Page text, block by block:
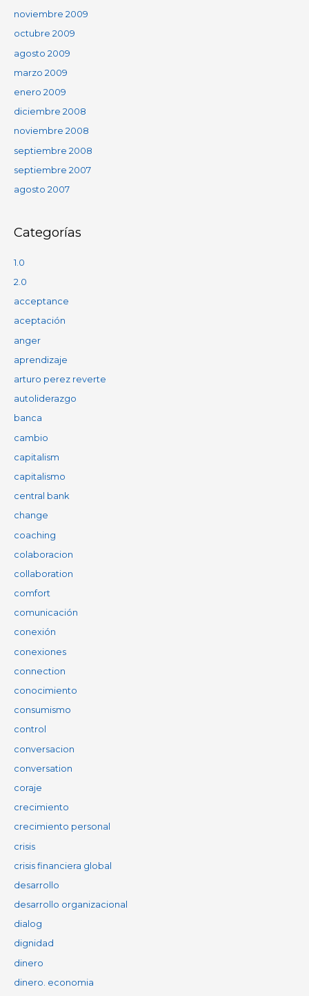
noviembre 2009
octubre 2009
agosto 2009
marzo 2009
enero 2009
diciembre 2008
noviembre 2008
septiembre 2008
septiembre 2007
agosto 2007
Categorías
1.0
2.0
acceptance
aceptación
anger
aprendizaje
arturo perez reverte
autoliderazgo
banca
cambio
capitalism
capitalismo
central bank
change
coaching
colaboracion
collaboration
comfort
comunicación
conexión
conexiones
connection
conocimiento
consumismo
control
conversacion
conversation
coraje
crecimiento
crecimiento personal
crisis
crisis financiera global
desarrollo
desarrollo organizacional
dialog
dignidad
dinero
dinero. economia